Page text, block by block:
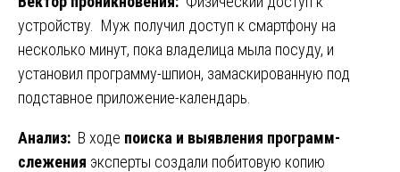
устройству. Муж получил доступ к смартфону на
несколько минут, пока владелица мыла посуду, и
установил программу-шпион, замаскированную под
подставное приложение-календарь.
Анализ: В ходе поиска и выявления программ-
слежения эксперты создали побитовую копию